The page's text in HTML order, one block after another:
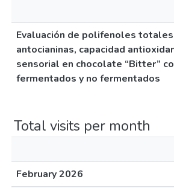
Evaluación de polifenoles
antocianinas, capacidad
sensorial en chocolate “Bitter”
fermentados y no fermentados
Total visits per month
February 2026